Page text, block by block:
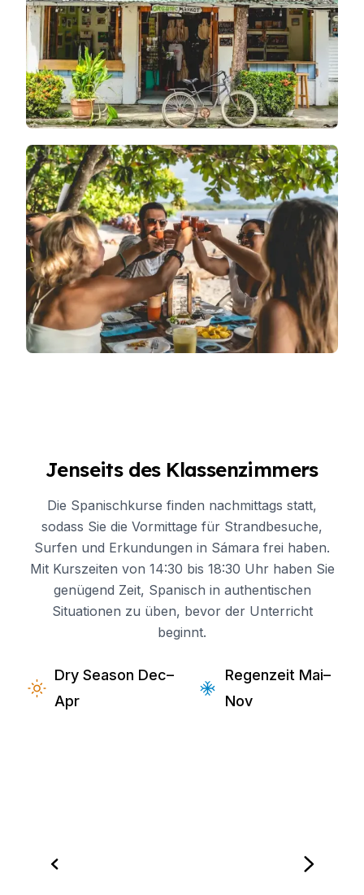
Jenseits des Klassenzimmers
Die Spanischkurse finden nachmittags statt,
sodass Sie die Vormittage für Strandbesuche,
Surfen und Erkundungen in Sámara frei haben.
Mit Kurszeiten von 14:30 bis 18:30 Uhr haben Sie
genügend Zeit, Spanisch in authentischen
Situationen zu üben, bevor der Unterricht
beginnt.
Dry Season Dec–
Apr
Regenzeit Mai–
Nov